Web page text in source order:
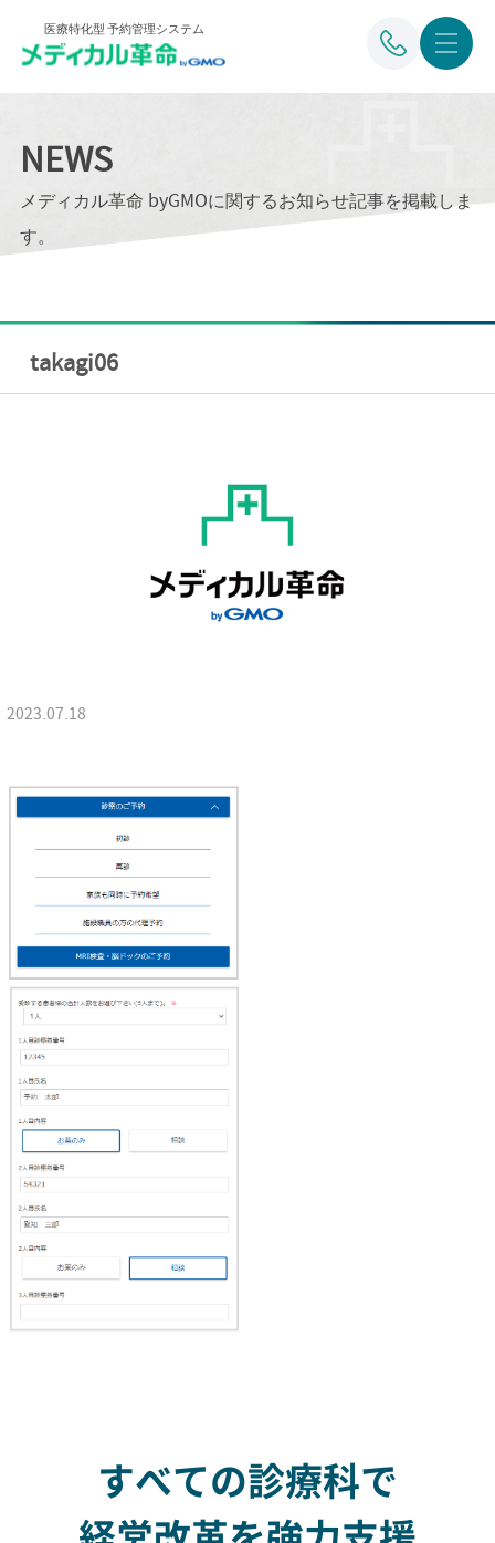
医療特化型 予約管理システム
NEWS
メディカル革命 byGMOに関するお知らせ記事を掲載しま
す。
takagi06
2023.07.18
すべての診療科で